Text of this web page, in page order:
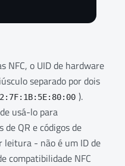
NFC, o UID de hardware
separado por dois
).
usá-lo para
QR e códigos de
leitura - não é um ID de
compatibilidade NFC